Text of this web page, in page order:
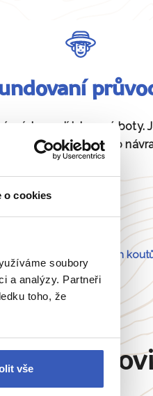
o cookies
soubory
a analýzy. Partneři
toho, že
vše
místa znají jako své boty.
vámi od odjezdu až po
54 dalších